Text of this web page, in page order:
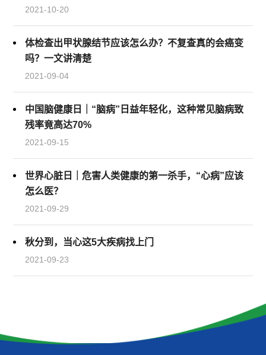
2021-10-20
体检查出甲状腺结节应该怎么办？不复查真的会癌变
吗？一文讲清楚
2021-09-04
中国脑健康日｜“脑病”日益年轻化，这种常见脑病致
残率竟高达70%
2021-09-15
世界心脏日｜危害人类健康的第一杀手，“心病”应该
怎么医？
2021-09-29
秋分到，当心这5大疾病找上门
2021-09-23